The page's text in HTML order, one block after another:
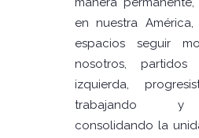
en nuestra
espacios seguir
nosotros,
izquierda,
trabajando y
consolidando la